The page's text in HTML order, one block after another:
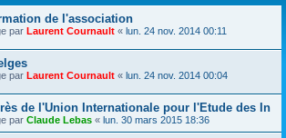
de l'association
par Laurent Cournault « lun. 24 nov. 2014 00:11
par Laurent Cournault « lun. 24 nov. 2014 00:04
de l'Union Internationale pour l'Etude des In
par Claude Lebas « lun. 30 mars 2015 18:36